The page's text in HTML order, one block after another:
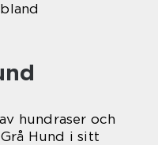
hundraser och
Hund i sitt